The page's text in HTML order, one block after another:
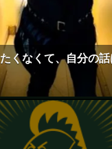
くなくて、自分の